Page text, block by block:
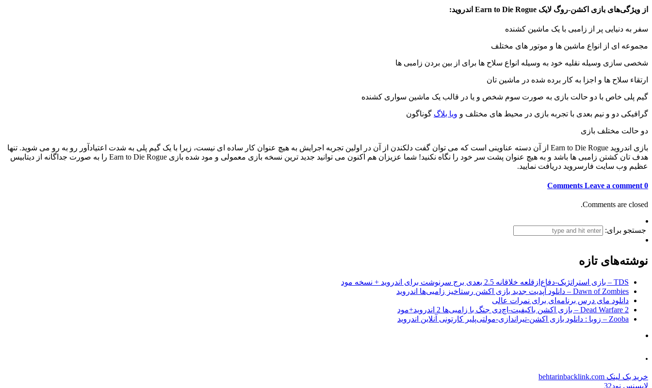
از ویژگی‌های بازی اکشن-روگ لایک Earn to Die Rogue اندروید:
سفر به دنیایی پر از زامبی با یک ماشین کشنده
مجموعه ای از انواع ماشین ها و موتور های مختلف
شخصی سازی وسیله نقلیه خود به وسیله انواع سلاح ها برای از بین بردن زامبی ها
ارتقاء سلاح ها و اجزا به کار برده شده در ماشین تان
گیم پلی خاص با دو حالت بازی به صورت سوم شخص و یا در قالب یک ماشین سواری کشنده
گرافیکی دو و نیم بعدی با تجربه بازی در محیط های مختلف و ویا بلاگ گوناگون
دو حالت مختلف بازی
بازی اندروید Earn to Die Rogue از آن دسته عناوینی است که می توان گفت دلکندن از آن در اولین تجربه اجرایش به هیچ عنوان کار ساده ای نیست، زیرا با یک گیم پلی به شدت اعتیادآور رو به رو می شوید. تنها
هدف تان کشتن زامبی ها باشد و به هیچ عنوان پشت سر خود را نگاه نکنید! شما عزیزان هم اکنون می توانید جدید ترین نسخه بازی معمولی و مود شده بازی Earn to Die Rogue را به صورت جداگانه از دیتابیس
عظیم وب سایت فارسروید دریافت نمایید.
0 Comments
Leave a comment
Comments are closed.
جستجو برای:
نوشته‌های تازه
TDS – بازی استراتژیک-دفاع‌از‌قلعه خلاقانه 2.5 بعدی برج سرنوشت برای اندروید + نسخه مود
Dawn of Zombies – دانلود آپدیت جدید بازی اکشن رستاخیز زامبی‌ها اندروید
دانلود مای درس برنامه‌ای برای نمرات عالی
Dead Warfare 2 – بازی اکشن باکیفیت-اچ‌دی جنگ با زامبی‌ها 2 اندروید+مود
Zooba – زوبا : دانلود بازی اکشن-تیراندازی-مولتی‌پلیر کارتونی آنلاین اندروید
.
خرید بک لینک behtarinbacklink.com
لایسنس نود32